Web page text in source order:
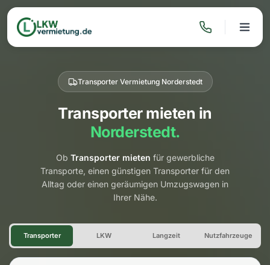
Transporter Vermietung Norderstedt
Transporter mieten in
Norderstedt.
Ob Transporter mieten für gewerbliche
Transporte, einen günstigen Transporter für den
Alltag oder einen geräumigen Umzugswagen in
Ihrer Nähe.
Transporter Vermietung
Transporter LKW Langzeit Nutzfahrzeuge